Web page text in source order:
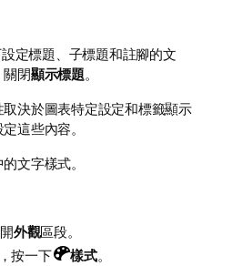
定標題、子標題和註腳的文
關閉顯示標題。
決於圖表特定設定和標籤顯示
這些內容。
文字樣式。
外觀區段。
按一下 樣式。